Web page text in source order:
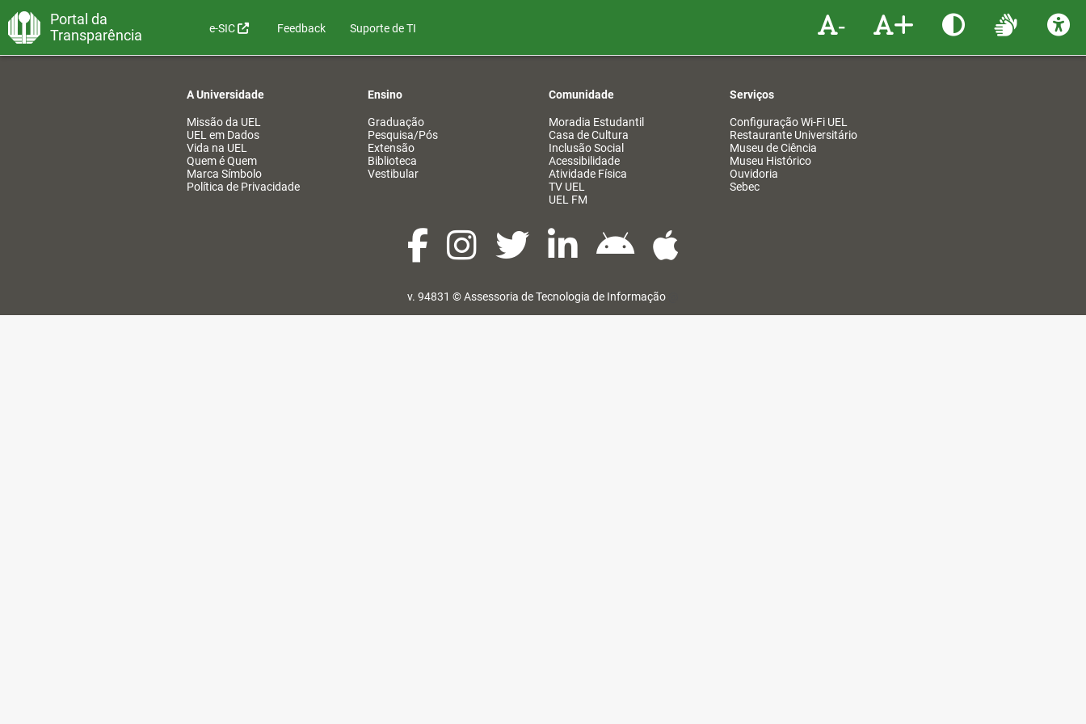
Portal da
Transparência
e-SIC - +
Feedback Suporte de TI
A Universidade
Missão da UEL
UEL em Dados
Vida na UEL
Quem é Quem
Marca Símbolo
Política de Privacidade
Ensino
Graduação
Pesquisa/Pós
Extensão
Biblioteca
Vestibular
Comunidade
Moradia Estudantil
Casa de Cultura
Inclusão Social
Acessibilidade
Atividade Física
TV UEL
UEL FM
Serviços
Configuração Wi-Fi UEL
Restaurante Universitário
Museu de Ciência
Museu Histórico
Ouvidoria
Sebec
v. 94831 ©Assessoria de Tecnologia de Informação